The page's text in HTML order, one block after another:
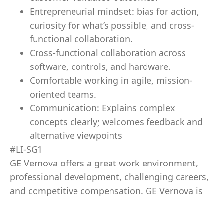
Entrepreneurial mindset: bias for action,
curiosity for what’s possible, and cross-
functional collaboration.
Cross-functional collaboration across
software, controls, and hardware.
Comfortable working in agile, mission-
oriented teams.
Communication: Explains complex
concepts clearly; welcomes feedback and
alternative viewpoints
#LI-SG1
GE Vernova offers a great work environment,
professional development, challenging careers,
and competitive compensation. GE Vernova is